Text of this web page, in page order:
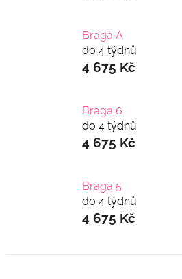
Braga A
do 4 týdnů
4 675 Kč
Braga 6
do 4 týdnů
4 675 Kč
Braga 5
do 4 týdnů
4 675 Kč